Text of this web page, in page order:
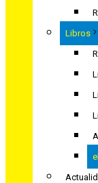
Libros